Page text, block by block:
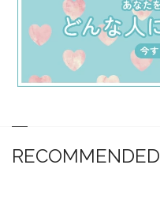
RECOMMENDED